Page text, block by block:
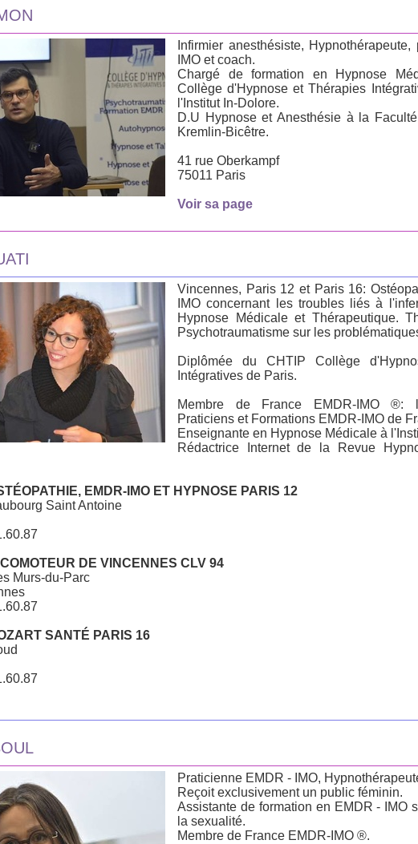
Infirmier anesthésiste,
IMO et coach.
Chargé de formation en Hypnose
Collège d'Hypnose et Thérapies
l'Institut In-Dolore.
D.U Hypnose et Anesthésie à la
Kremlin-Bicêtre.
41 rue Oberkampf
75011 Paris
Voir sa page
Vincennes, Paris 12 et Paris 16:
IMO concernant les troubles liés à
Hypnose Médicale et Thérapeutique.
Psychotraumatisme sur les
Diplômée du CHTIP Collège
Intégratives de Paris.
Membre de France EMDR-IMO ®:
Praticiens et Formations EMDR-IMO de
Enseignante en Hypnose Médicale à
Rédactrice Internet de la Revue
EMDR-IMO ET HYPNOSE PARIS 12
Saint Antoine
DE VINCENNES CLV 94
Murs-du-Parc
SANTÉ PARIS 16
Praticienne EMDR - IMO,
Reçoit exclusivement un public féminin.
Assistante de formation en EMDR - IMO
la sexualité.
Membre de France EMDR-IMO ®.